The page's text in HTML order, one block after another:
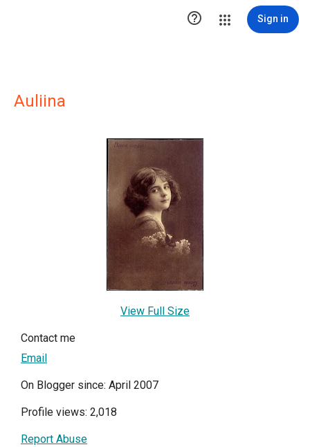
 Sign in
Auliina
View Full Size
Contact me
Email
On Blogger since: April 2007
Profile views: 2,018
Report Abuse